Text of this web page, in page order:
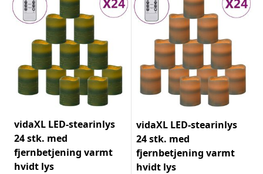
vidaXL LED-stearinlys
24 stk. med
fjernbetjening varmt
hvidt lys
vidaXL LED-stearinlys
24 stk. med
fjernbetjening varmt
hvidt lys